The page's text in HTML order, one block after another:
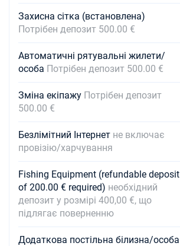
Захисна сітка (встановлена)
Потрібен депозит 500.00 €
Автоматичні рятувальні жилети/
особа Потрібен депозит 500.00 €
Зміна екіпажу Потрібен депозит
500.00 €
Безлімітний Інтернет не включає
провізію/харчування
Fishing Equipment (refundable deposit
of 200.00 € required) необхідний
депозит у розмірі 400,00 €, що
підлягає поверненню
Додаткова постільна білизна/особа